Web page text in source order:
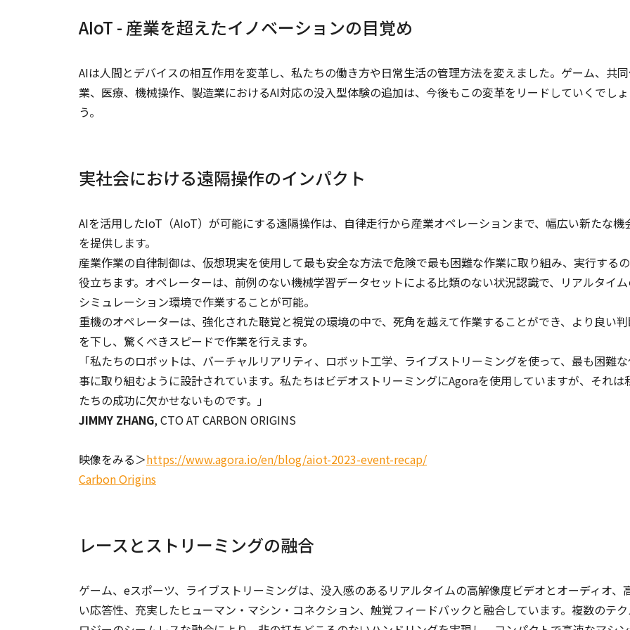
AIoT - 産業を超えたイノベーションの目覚め
AIは人間とデバイスの相互作用を変革し、私たちの働き方や日常生活の管理方法を変えました。ゲーム、共
業、医療、機械操作、製造業におけるAI対応の没入型体験の追加は、今後もこの変革をリードしていくでしょ
う。
実社会における遠隔操作のインパクト
AIを活用したIoT（AIoT）が可能にする遠隔操作は、自律走行から産業オペレーションまで、幅広い新たな機
を提供します。
産業作業の自律制御は、仮想現実を使用して最も安全な方法で危険で最も困難な作業に取り組み、実行する
役立ちます。オペレーターは、前例のない機械学習データセットによる比類のない状況認識で、リアルタイ
シミュレーション環境で作業することが可能。
重機のオペレーターは、強化された聴覚と視覚の環境の中で、死角を越えて作業することができ、より良い
を下し、驚くべきスピードで作業を行えます。
「私たちのロボットは、バーチャルリアリティ、ロボット工学、ライブストリーミングを使って、最も困難
事に取り組むように設計されています。私たちはビデオストリーミングにAgoraを使用していますが、それは
たちの成功に欠かせないものです。」
JIMMY ZHANG, CTO AT CARBON ORIGINS
映像をみる＞https://www.agora.io/en/blog/aiot-2023-event-recap/
Carbon Origins
レースとストリーミングの融合
ゲーム、eスポーツ、ライブストリーミングは、没入感のあるリアルタイムの高解像度ビデオとオーディオ、
い応答性、充実したヒューマン・マシン・コネクション、触覚フィードバックと融合しています。複数のテク